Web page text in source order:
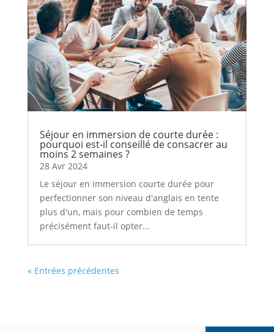
Séjour en immersion de courte durée :
pourquoi est-il conseillé de consacrer au
moins 2 semaines ?
28 Avr 2024
Le séjour en immersion courte durée pour
perfectionner son niveau d'anglais en tente
plus d'un, mais pour combien de temps
précisément faut-il opter...
« Entrées précédentes